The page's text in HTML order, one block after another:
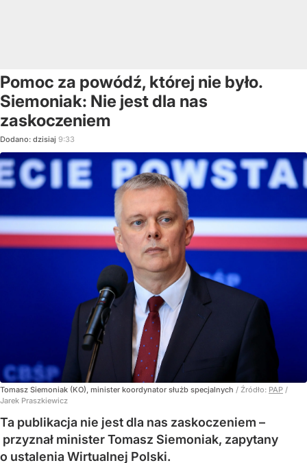
Pomoc za powódź, której nie było.
Siemoniak: Nie jest dla nas
zaskoczeniem
Dodano: dzisiaj 9:33
Tomasz Siemoniak (KO), minister koordynator służb specjalnych / Źródło: PAP /
Jarek Praszkiewicz
Ta publikacja nie jest dla nas zaskoczeniem –
przyznał minister Tomasz Siemoniak, zapytany
o ustalenia Wirtualnej Polski.